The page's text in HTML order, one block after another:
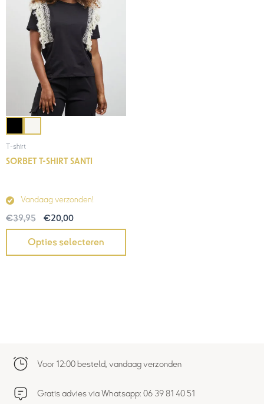
T-shirt
SORBET T-SHIRT SANTI
Vandaag verzonden!
€39,95 €20,00
Opties selecteren
Voor 12:00 besteld, vandaag verzonden
Gratis advies via Whatsapp: 06 39 81 40 51